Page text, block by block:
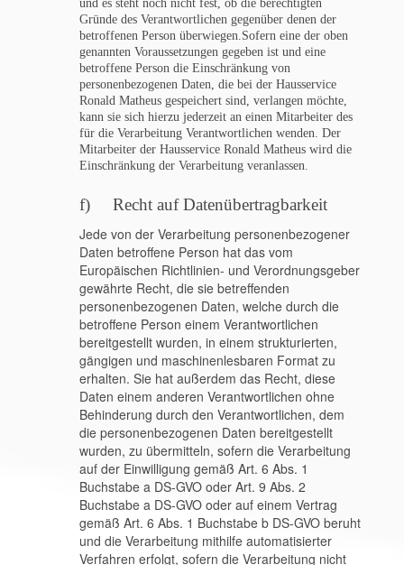
und es steht noch nicht fest, ob die berechtigten
Gründe des Verantwortlichen gegenüber denen der
betroffenen Person überwiegen.Sofern eine der oben
genannten Voraussetzungen gegeben ist und eine
betroffene Person die Einschränkung von
personenbezogenen Daten, die bei der Hausservice
Ronald Matheus gespeichert sind, verlangen möchte,
kann sie sich hierzu jederzeit an einen Mitarbeiter des
für die Verarbeitung Verantwortlichen wenden. Der
Mitarbeiter der Hausservice Ronald Matheus wird die
Einschränkung der Verarbeitung veranlassen.
f) Recht auf Datenübertragbarkeit
Jede von der Verarbeitung personenbezogener
Daten betroffene Person hat das vom
Europäischen Richtlinien- und Verordnungsgeber
gewährte Recht, die sie betreffenden
personenbezogenen Daten, welche durch die
betroffene Person einem Verantwortlichen
bereitgestellt wurden, in einem strukturierten,
gängigen und maschinenlesbaren Format zu
erhalten. Sie hat außerdem das Recht, diese
Daten einem anderen Verantwortlichen ohne
Behinderung durch den Verantwortlichen, dem
die personenbezogenen Daten bereitgestellt
wurden, zu übermitteln, sofern die Verarbeitung
auf der Einwilligung gemäß Art. 6 Abs. 1
Buchstabe a DS-GVO oder Art. 9 Abs. 2
Buchstabe a DS-GVO oder auf einem Vertrag
gemäß Art. 6 Abs. 1 Buchstabe b DS-GVO beruht
und die Verarbeitung mithilfe automatisierter
Verfahren erfolgt, sofern die Verarbeitung nicht